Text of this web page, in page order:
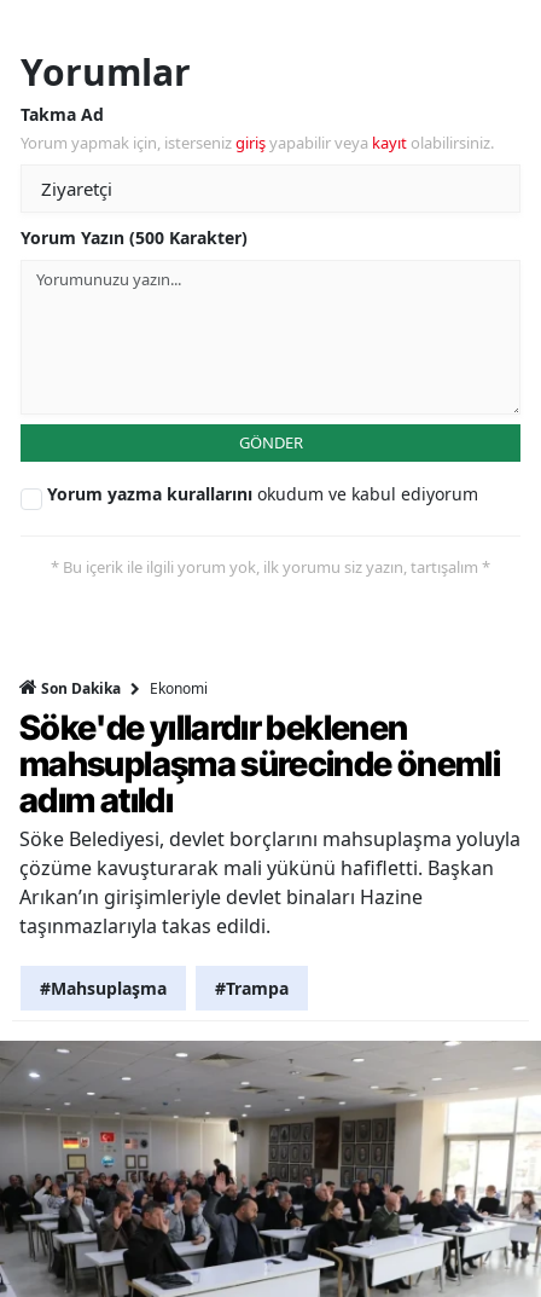
Yorumlar
Takma Ad
Yorum yapmak için, istersenizgirişyapabilir veya kayıt olabilirsiniz.
Yorum Yazın (500 Karakter)
GÖNDER
Yorum yazma kurallarını okudum ve kabul ediyorum
* Bu içerik ile ilgili yorum yok, ilk yorumu siz yazın, tartışalım *
Son Dakika Ekonomi
Söke'de yıllardır beklenen
mahsuplaşma sürecinde önemli
adım atıldı
Söke Belediyesi, devlet borçlarını mahsuplaşma yoluyla
çözüme kavuşturarak mali yükünü hafifletti. Başkan
Arıkan’ın girişimleriyle devlet binaları Hazine
taşınmazlarıyla takas edildi.
#Mahsuplaşma #Trampa